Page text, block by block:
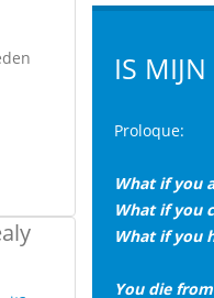
IS
Proloque:
What if you
What if you
What if you
You die